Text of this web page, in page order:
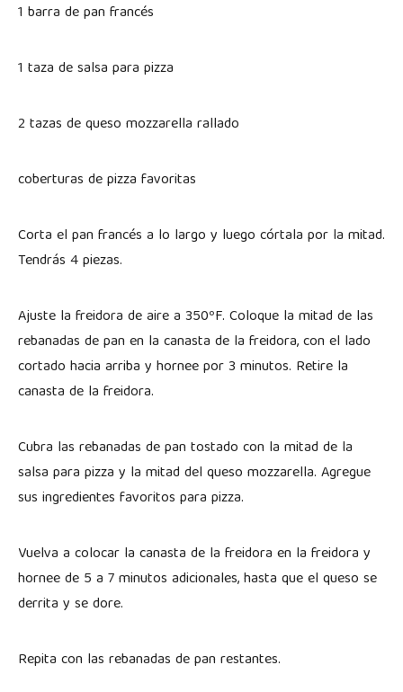
1 barra de pan francés
1 taza de salsa para pizza
2 tazas de queso mozzarella rallado
coberturas de pizza favoritas
Corta el pan francés a lo largo y luego córtala por la mitad.
Tendrás 4 piezas.
Ajuste la freidora de aire a 350ºF. Coloque la mitad de las
rebanadas de pan en la canasta de la freidora, con el lado
cortado hacia arriba y hornee por 3 minutos. Retire la
canasta de la freidora.
Cubra las rebanadas de pan tostado con la mitad de la
salsa para pizza y la mitad del queso mozzarella. Agregue
sus ingredientes favoritos para pizza.
Vuelva a colocar la canasta de la freidora en la freidora y
hornee de 5 a 7 minutos adicionales, hasta que el queso se
derrita y se dore.
Repita con las rebanadas de pan restantes.